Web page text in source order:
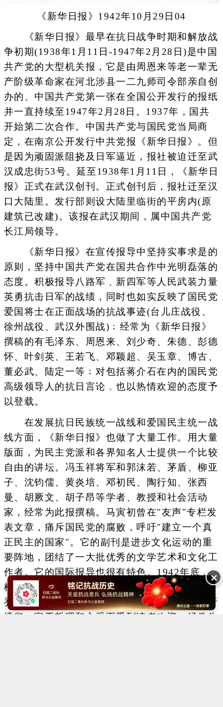
《新华日报》1942年10月29日04
《新华日报》最早在抗日战争时期和解放战
争初期(1938年1月11日-1947年2月28日)是中国
共产党的大型机关报，它是由周恩来等老一辈无
产阶级革命家在河北涉县一二九师司令部亲自创
办的、中国共产党第一张在全国公开发行的报纸
并一直持续至1947年2月28日。1937年，国共
开始第二次合作。中国共产党与国民党当局商
定，在南京公开发行中共党报《新华日报》。但
是因为顽固派阻挠及日军逼近，报社被迫迁至武
汉成忠街53号。延至1938年1月11日，《新华日
报》正式在武汉创刊。正式创刊后，报社迁至汉
口大陆里。发行部则设大陆里临街的平房内(原
建筑已改建)。该报在武汉期间，属中国共产党
长江局领导。
《新华日报》在宣传报导中坚持实事求是的
原则，坚持中国共产党在国共合作中光明磊落的
态度。积极报导八路军﹑新四军等人民武装力量
英勇抗击日军的战绩，同时也如实反映了国民党
爱国将士在正面战场的抗战事迹(台儿庄战役、
徐州战役、武汉外围战)﹔经常为《新华日报》
撰稿的有毛泽东、周恩来、刘少奇、朱德、彭德
怀、叶剑英、王若飞、邓颖超、吴玉章、博古、
董必武、陆定一等﹔对包括蒋介石在内的国民党
高级领导人的抗日言论﹐也以热情欢迎的态度予
以登载。
在发展抗日民族统一战线和爱国民主统一战
线方面，《新华日报》也做了大量工作。用大量
版面，为民主党派和各界知名人士提供一个比较
自由的讲坛。冯玉祥将军和郭沫若、茅盾、柳亚
子、沈钧儒、黄炎培、邓初民、陶行知、张西
曼、胡厥文、胡子昂等学者、教授和社会活动
家，经常为此报撰稿。马寅初曾在"友声"专栏发
表文章，痛斥国民党的腐败，呼吁"建立一个真
正民主的国家"。它的副刊是进步文化运动的重
要阵地，团结了一大批优秀的文学艺术和文化工
作者。它的国际报导也很有特色。1942年底﹐
根据周恩来的指示，开设了"国际述评"专栏，由
乔冠华主笔。这个专栏的文章以资料翔实、分析
透彻、富于哲理和文采而受到读者欢迎，经常为
✕